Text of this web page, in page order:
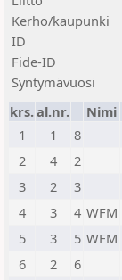
Kerho/kaupunki
ID
Fide-ID
Syntymävuosi
krs.al.nr. Nimi
1
1 8
2
4 2
3
2 3
4
3 4 WFM
5
3 5 WFM
6
2 6